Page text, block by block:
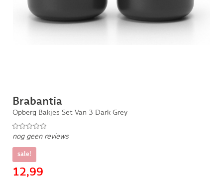
Brabantia
Opberg Bakjes Set Van 3 Dark Grey
nog geen reviews
sale!
12,99